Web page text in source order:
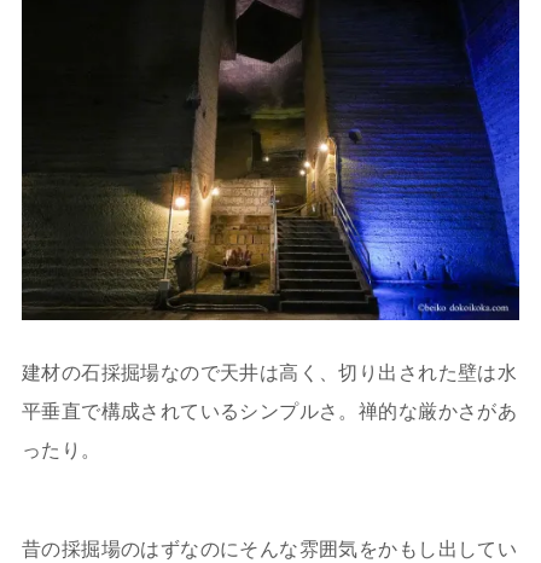
建材の石採掘場なので天井は高く、切り出された壁は水
平垂直で構成されているシンプルさ。禅的な厳かさがあ
ったり。
昔の採掘場のはずなのにそんな雰囲気をかもし出してい